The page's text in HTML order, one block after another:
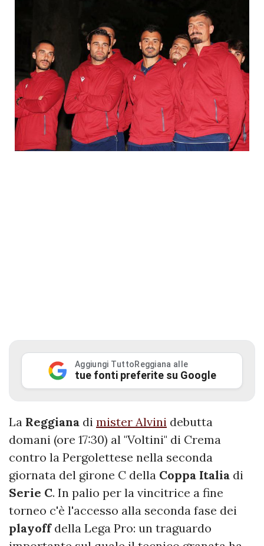
Aggiungi TuttoReggiana alle
tue fonti preferite su Google
La Reggiana di mister Alvini debutta
domani (ore 17:30) al "Voltini" di Crema
contro la Pergolettese nella seconda
giornata del girone C della Coppa Italia di
Serie C. In palio per la vincitrice a fine
torneo c'è l'accesso alla seconda fase dei
playoff della Lega Pro: un traguardo